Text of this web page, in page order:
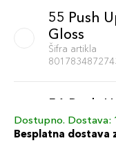
55 Push
Gloss
Šifra artikla
56 Push Up
Gloss
Šifra artikla
Dostupno. Dostava:
Besplatna dostava